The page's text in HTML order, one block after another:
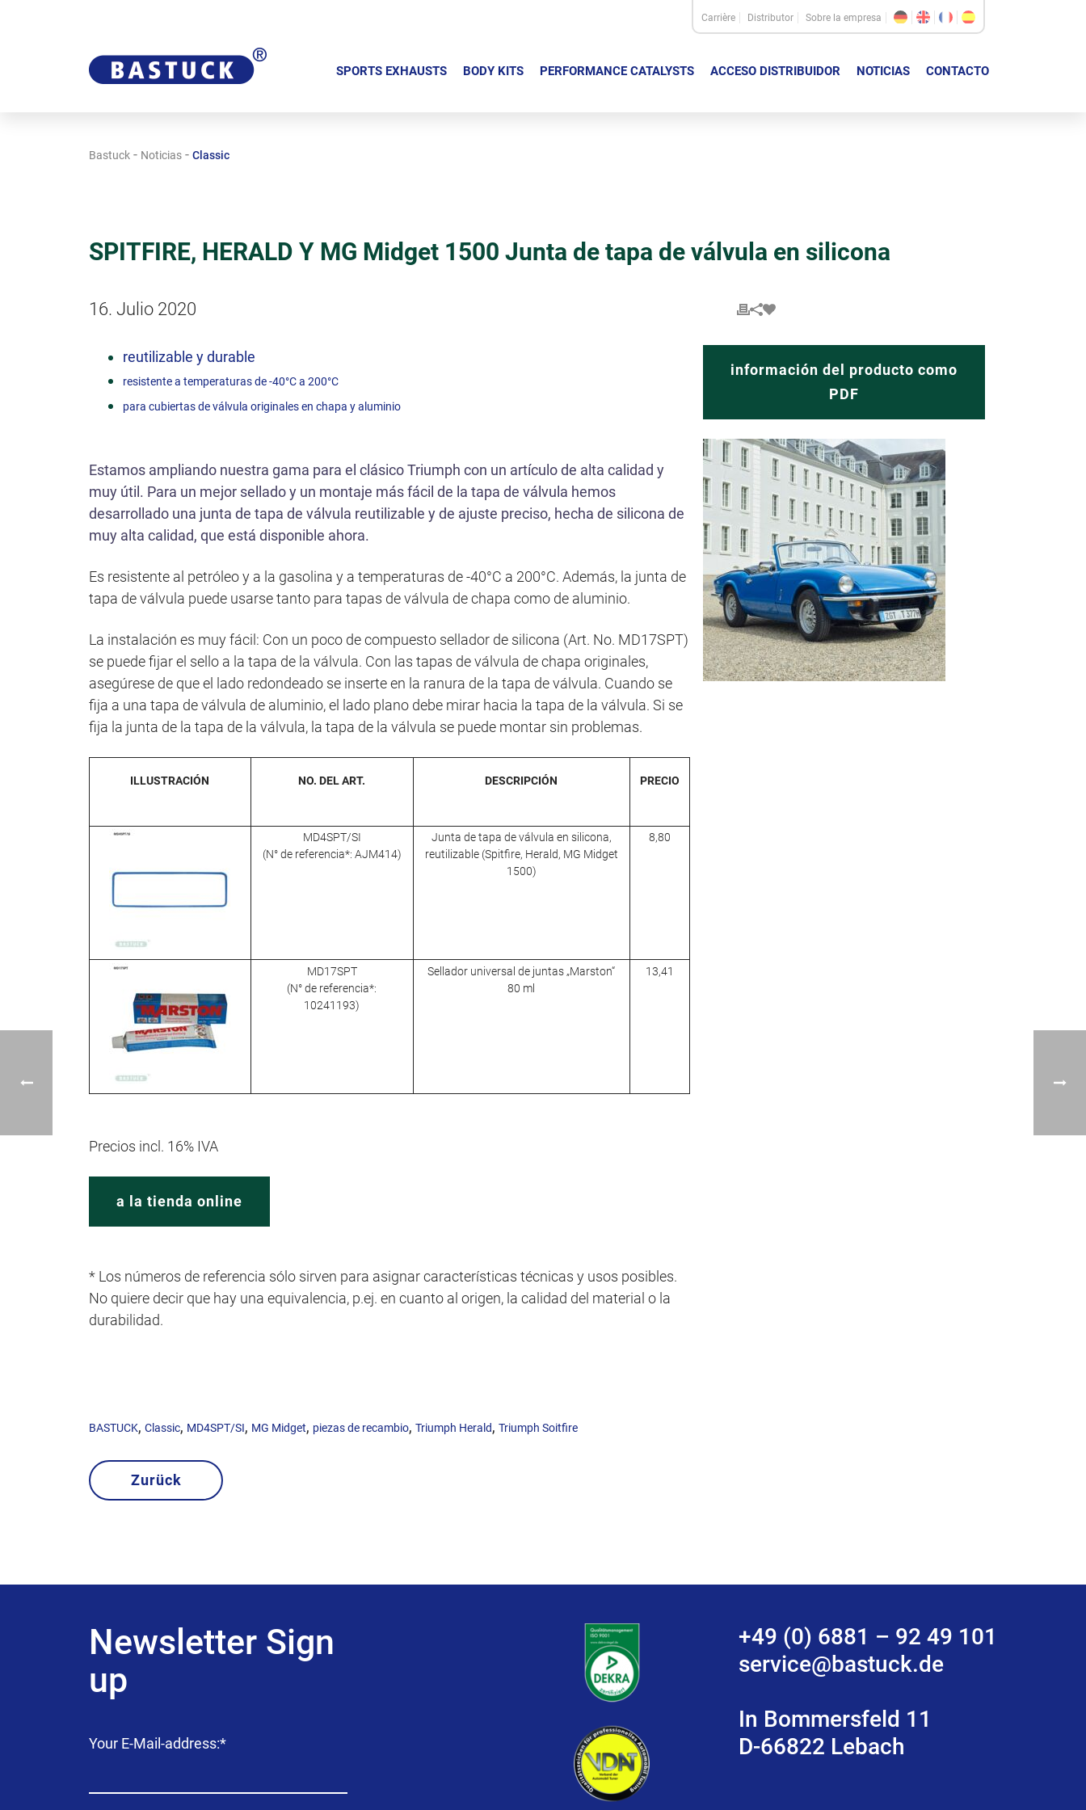
Carrière Distributor Sobre la empresa
e
SPORTS EXHAUSTS BODY KITS PERFORMANCE CATALYSTS ACCESO DISTRIBUIDOR NOTICIAS CONTACTO
Bastuck - Noticias - Classic
SPITFIRE, HERALD Y MG Midget 1500 Junta de tapa de válvula en silicona
16. Julio 2020
reutilizable y durable
resistente a temperaturas de -40°C a 200°C
para cubiertas de válvula originales en chapa y aluminio
Estamos ampliando nuestra gama para el clásico Triumph con un artículo de alta calidad y
muy útil. Para un mejor sellado y un montaje más fácil de la tapa de válvula hemos
desarrollado una junta de tapa de válvula reutilizable y de ajuste preciso, hecha de silicona de
muy alta calidad, que está disponible ahora.
Es resistente al petróleo y a la gasolina y a temperaturas de -40°C a 200°C. Además, la junta de
tapa de válvula puede usarse tanto para tapas de válvula de chapa como de aluminio.
La instalación es muy fácil: Con un poco de compuesto sellador de silicona (Art. No. MD17SPT)
se puede fijar el sello a la tapa de la válvula. Con las tapas de válvula de chapa originales,
asegúrese de que el lado redondeado se inserte en la ranura de la tapa de válvula. Cuando se
fija a una tapa de válvula de aluminio, el lado plano debe mirar hacia la tapa de la válvula. Si se
fija la junta de la tapa de la válvula, la tapa de la válvula se puede montar sin problemas.
ILLUSTRACIÓN NO. DEL ART.
MD4SPT/SI
(N° de referencia*: AJM414)
DESCRIPCIÓN
Junta de tapa de válvula en silicona,
reutilizable (Spitfire, Herald, MG Midget
1500)
PRECIO
8,80
MD17SPT
(N° de referencia*:
10241193)
Sellador universal de juntas „Marston“
80 ml
13,41
Precios incl. 16% IVA
a la tienda online
* Los números de referencia sólo sirven para asignar características técnicas y usos posibles.
No quiere decir que hay una equivalencia, p.ej. en cuanto al origen, la calidad del material o la
durabilidad.
información del producto como
PDF
BASTUCK, Classic, MD4SPT/SI, MG Midget, piezas de recambio, Triumph Herald, Triumph Soitfire
Zurück
Newsletter Sign
up
Campo
Your E-Mail-address:*
+49 (0) 6881 – 92 49 101
service@bastuck.de
In Bommersfeld 11
D-66822 Lebach